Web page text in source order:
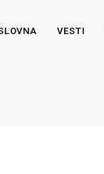
VESTI